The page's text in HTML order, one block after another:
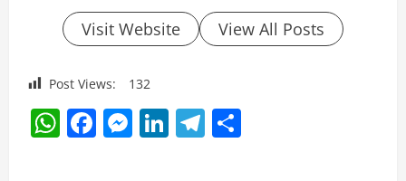
Visit Website View All Posts
Post Views: 132
WhatsApp
Facebook
Messenger
LinkedIn
Telegram